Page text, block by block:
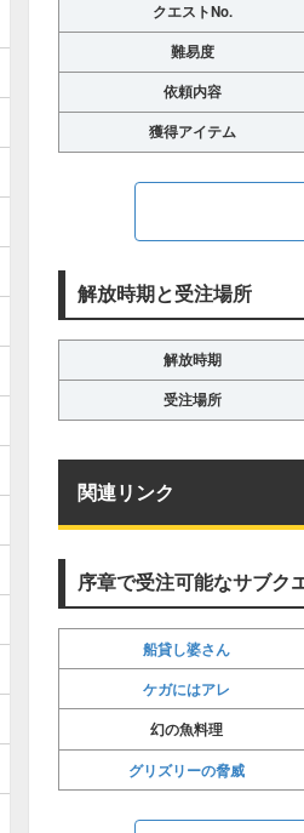
クエストNo.
難易度
依頼内容
獲得アイテム
解放時期と受注場所
解放時期
受注場所
関連リンク
序章で受注可能なサブク
船貸し婆さん
ケガにはアレ
幻の魚料理
グリズリーの脅威